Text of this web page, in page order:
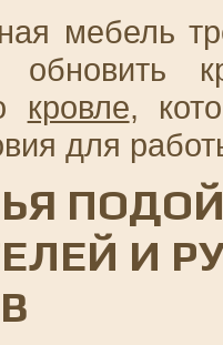
мебель
кровле,
для
И